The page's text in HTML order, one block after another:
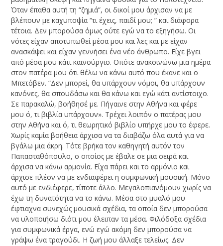
Όταν έπαθα αυτή τη “ζημιά”, οι δικοί μου άρχισαν να με
βλέπουν με καχυποψία “τι έχεις, παιδί μου; ” και διάφορα
τέτοια. Δεν μπορούσα όμως ούτε εγώ να το εξηγήσω. Οι
νότες είχαν αποτυπωθεί μέσα μου και λες και με είχαν
ανασκάψει και είχαν γεννήσει ένα νέο άνθρωπο. Είχε βγει
από μέσα μου κάτι καινούργιο. Οπότε ανακοινώνω μια ημέρα
στον πατέρα μου ότι θέλω να κάνω αυτό που έκανε και ο
Μπετόβεν. “Δεν μπορεί, θα υπάρχουν νόμοι, θα υπάρχουν
κανόνες, θα σπουδάσω και θα κάνω και εγώ κάτι αντίστοιχο.
Σε παρακαλώ, βοήθησέ με. Πήγαινε στην Αθήνα και φέρε
μου ό, τι βιβλία υπάρχουν». Τρέχει λοιπόν ο πατέρας μου
στην Αθήνα και ό, τι θεωρητικό βιβλίο υπήρχε μου το έφερε.
Χωρίς καμία βοήθεια άρχισα να τα διαβάζω όλα αυτά για να
βγάλω μια άκρη. Τότε βρήκα τον καθηγητή αυτόν τον
Παπασταθόπουλο, ο οποίος με έβαλε σε μια σειρά και
άρχισα να κάνω αρμονία. Είχα πάρει και το αρμόνιο και
άρχισε πλέον να με ενδιαφέρει η συμφωνική μουσική. Μόνο
αυτό με ενδιέφερε, τίποτε άλλο. Μεγαλοπιανόμουν χωρίς να
έχω τη δυνατότητα να το κάνω. Μέσα στο μυαλό μου
έφτιαχνα συνεχώς μουσικά σχέδια, τα οποία δεν μπορούσα
να υλοποιήσω διότι μου έλειπαν τα μέσα. Φιλόδοξα σχέδια
για συμφωνικά έργα, ενώ εγώ ακόμη δεν μπορούσα να
γράψω ένα τραγούδι. Η ζωή μου άλλαξε τελείως. Δεν